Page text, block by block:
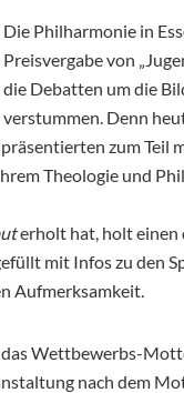
Die Philharmonie in
Preisvergabe von
die Debatten um die
verstummen. Denn
zum Teil
Theologie und
erholt hat, holt
mit Infos zu den
Aufmerksamkeit.
Wettbewerbs-
nach dem